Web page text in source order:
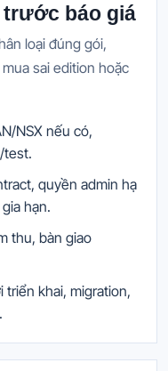
trước báo giá
loại đúng gói,
sai edition hoặc
NSX nếu có,
test.
quyền admin hạ
hạn.
thu, bàn giao
khai, migration,